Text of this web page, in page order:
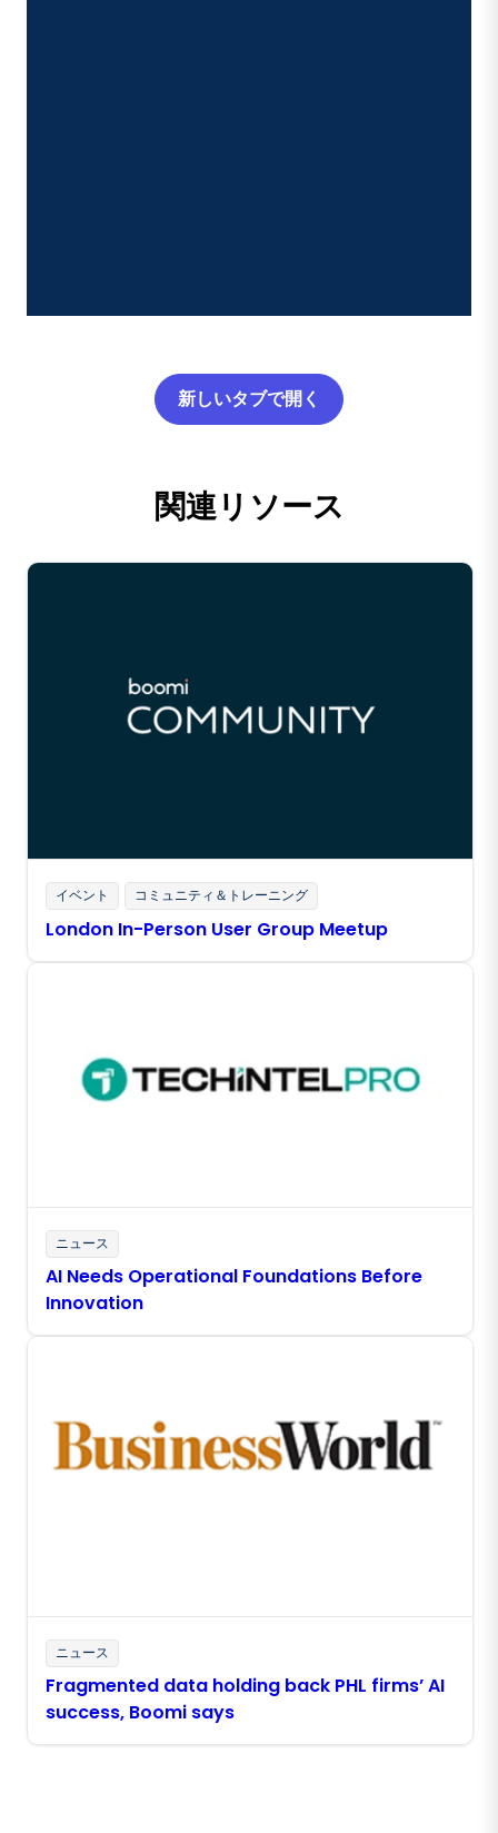
新しいタブで開く
関連リソース
イベント コミュニティ＆トレーニング
London In-Person User Group Meetup
ニュース
AI Needs Operational Foundations Before
Innovation
ニュース
Fragmented data holding back PHL firms’ AI
success, Boomi says